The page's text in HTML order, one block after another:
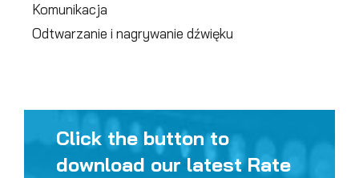
Komunikacja
Odtwarzanie i nagrywanie dźwięku
Click the button to
download our latest Rate